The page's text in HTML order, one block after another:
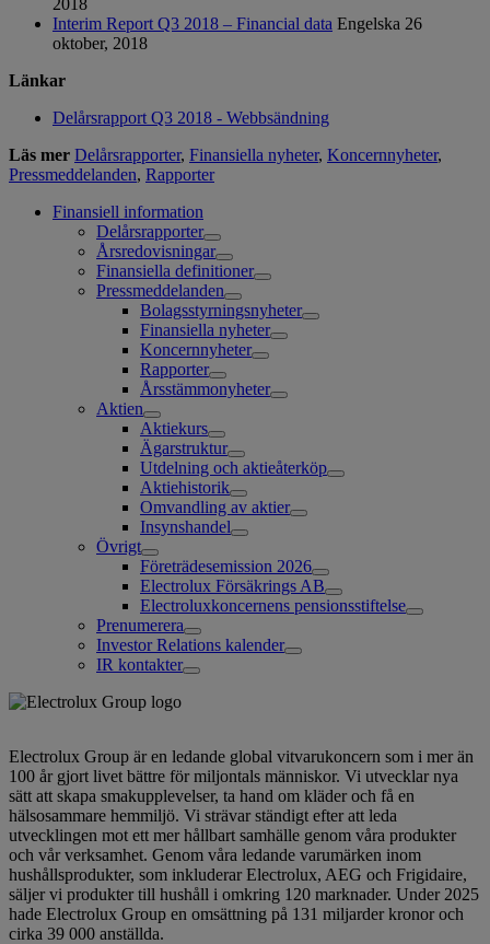
Interim Report Q3 2018 – Financial data Engelska 26
oktober, 2018
Länkar
Delårsrapport Q3 2018 - Webbsändning
Läs mer Delårsrapporter, Finansiella nyheter, Koncernnyheter,
Pressmeddelanden, Rapporter
Finansiell information
Delårsrapporter
Årsredovisningar
Finansiella definitioner
Pressmeddelanden
Bolagsstyrningsnyheter
Finansiella nyheter
Koncernnyheter
Rapporter
Årsstämmonyheter
Aktien
Aktiekurs
Ägarstruktur
Utdelning och aktieåterköp
Aktiehistorik
Omvandling av aktier
Insynshandel
Övrigt
Företrädesemission 2026
Electrolux Försäkrings AB
Electroluxkoncernens pensionsstiftelse
Prenumerera
Investor Relations kalender
IR kontakter
Electrolux Group är en ledande global vitvarukoncern som i mer än
100 år gjort livet bättre för miljontals människor. Vi utvecklar nya
sätt att skapa smakupplevelser, ta hand om kläder och få en
hälsosammare hemmiljö. Vi strävar ständigt efter att leda
utvecklingen mot ett mer hållbart samhälle genom våra produkter
och vår verksamhet. Genom våra ledande varumärken inom
hushållsprodukter, som inkluderar Electrolux, AEG och Frigidaire,
säljer vi produkter till hushåll i omkring 120 marknader. Under 2025
hade Electrolux Group en omsättning på 131 miljarder kronor och
cirka 39 000 anställda.